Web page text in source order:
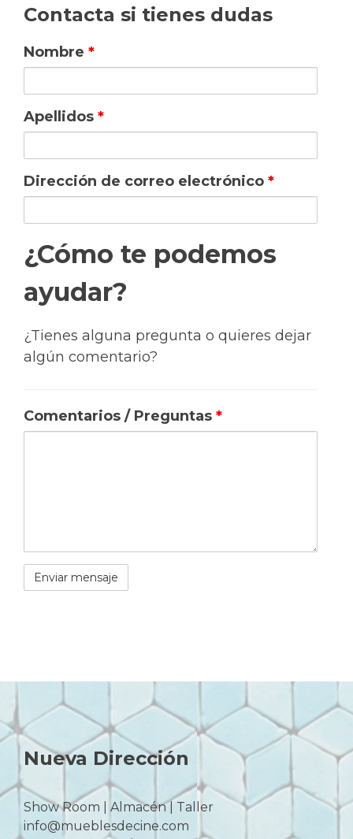
Contacta si tienes dudas
Nombre *
Apellidos *
Dirección de correo electrónico *
¿Cómo te podemos
ayudar?
¿Tienes alguna pregunta o quieres dejar
algún comentario?
Comentarios / Preguntas *
Nueva Dirección
Show Room | Almacén | Taller
info@mueblesdecine.com